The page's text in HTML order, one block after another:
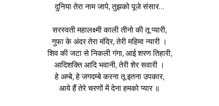
दुनिया तेरा नाम जापे, तुझको पूजे संसार…
सरस्वती महालक्ष्मी काली तीनो की तू प्यारी,
गुफा के अंदर तेरा मंदिर, तेरी महिमा न्यारी ।
शिव की जटा से निकली गंगा, आई शरण तिहारी,
आदिशक्ति आदि भवानी, तेरी शेर सवारी ।
हे अम्बे, हे जगदम्बे करना तू इतना उपकार,
आये हैं तेरे चरणों में देना हमको प्यार ॥